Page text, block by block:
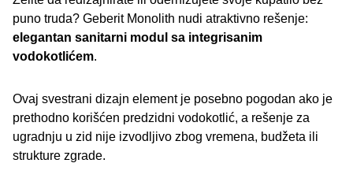
puno truda? Geberit Monolith nudi atraktivno rešenje:
elegantan sanitarni modul sa integrisanim
vodokotlićem.
Ovaj svestrani dizajn element je posebno pogodan ako je
prethodno korišćen predzidni vodokotlić, a rešenje za
ugradnju u zid nije izvodljivo zbog vremena, budžeta ili
strukture zgrade.